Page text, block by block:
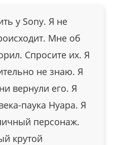
у Sony. Я не
Мне об
Спросите их. Я
не знаю. Я
вернули его. Я
паука Нуара. Я
персонаж.
крутой